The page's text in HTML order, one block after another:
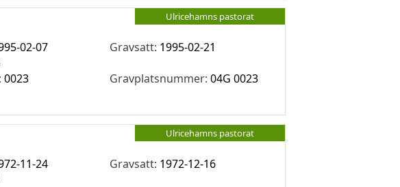
Ulricehamns pastorat
02-07 Gravsatt: 1995-02-21
0023 Gravplatsnummer: 04G 0023
Ulricehamns pastorat
11-24 Gravsatt: 1972-12-16